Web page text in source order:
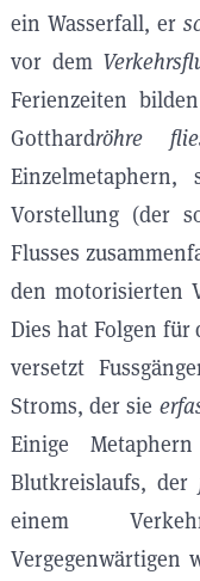
ein Wasserfall, er
vor dem
Ferienzeiten
Gotthardröhre
Vorstellung (der
Flusses
den motorisierten
Dies hat Folgen für
versetzt
Stroms, der sie
Einige
Blutkreislaufs, der
einem
Vergegenwärtigen